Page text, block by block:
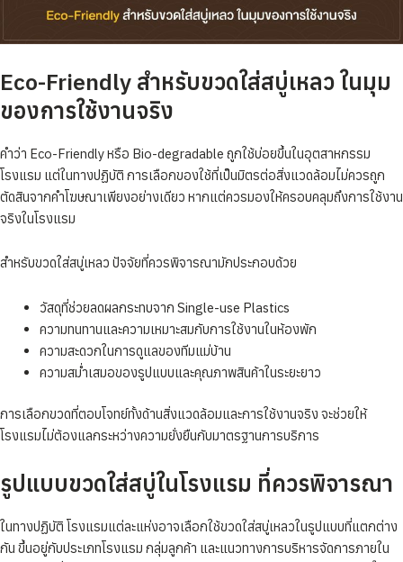
Eco-Friendly สำหรับขวดใส่สบู่เหลว ในมุม
ของการใช้งานจริง
คำว่า Eco-Friendly หรือ Bio-degradable ถูกใช้บ่อยขึ้นในอุตสาหกรรม
โรงแรม แต่ในทางปฏิบัติ การเลือกของใช้ที่เป็นมิตรต่อสิ่งแวดล้อมไม่ควรถูก
ตัดสินจากคำโฆษณาเพียงอย่างเดียว หากแต่ควรมองให้ครอบคลุมถึงการใช้งาน
จริงในโรงแรม
สำหรับขวดใส่สบู่เหลว ปัจจัยที่ควรพิจารณามักประกอบด้วย
วัสดุที่ช่วยลดผลกระทบจาก Single-use Plastics
ความทนทานและความเหมาะสมกับการใช้งานในห้องพัก
ความสะดวกในการดูแลของทีมแม่บ้าน
ความสม่ำเสมอของรูปแบบและคุณภาพสินค้าในระยะยาว
การเลือกขวดที่ตอบโจทย์ทั้งด้านสิ่งแวดล้อมและการใช้งานจริง จะช่วยให้
โรงแรมไม่ต้องแลกระหว่างความยั่งยืนกับมาตรฐานการบริการ
รูปแบบขวดใส่สบู่ในโรงแรม ที่ควรพิจารณา
ในทางปฏิบัติ โรงแรมแต่ละแห่งอาจเลือกใช้ขวดใส่สบู่เหลวในรูปแบบที่แตกต่าง
กัน ขึ้นอยู่กับประเภทโรงแรม กลุ่มลูกค้า และแนวทางการบริหารจัดการภายใน